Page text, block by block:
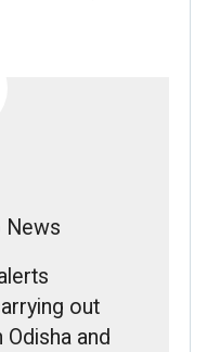
News
out
and